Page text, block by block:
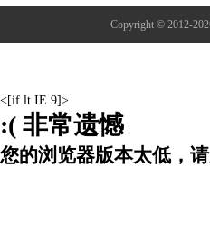
Copyright © 2012-
<[if lt IE 9]>
:( 非常遗憾
您的浏览器版本太低，